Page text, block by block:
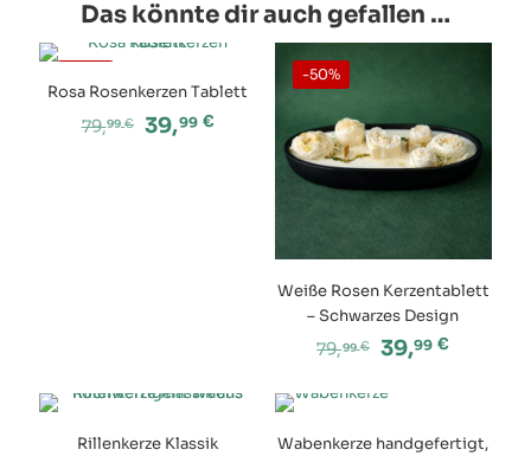
Varianten
auf.
Optionen
auf
auf.
Die
Produktseite
gewählt
werden
Das könnte dir auch gefallen …
Rosa Rosenkerzen Tablett
79,99 €
Ursprünglicher
39,99 €Aktueller
-50%
Weiße Rosen Kerzentablett
– Schwarzes Design
79,99 €
war:
39,99 €
Rillenkerze Klassik
Wabenkerze handgefertigt,